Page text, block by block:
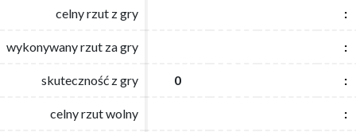
celny rzut z gry :
wykonywany rzut za gry :
skuteczność z gry 0 :
celny rzut wolny :
celny rzut z gry :
wykonywany rzut za gry :
skuteczność z gry 0 :
celny rzut wolny :